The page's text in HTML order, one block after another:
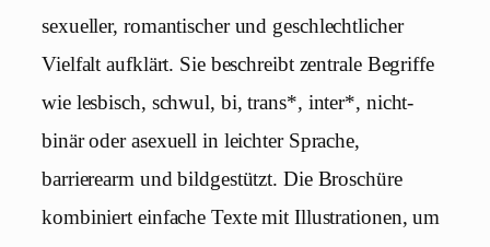
sexueller, romantischer und geschlechtlicher
Vielfalt aufklärt. Sie beschreibt zentrale Begriffe
wie lesbisch, schwul, bi, trans*, inter*, nicht-
binär oder asexuell in leichter Sprache,
barrierearm und bildgestützt. Die Broschüre
kombiniert einfache Texte mit Illustrationen, um